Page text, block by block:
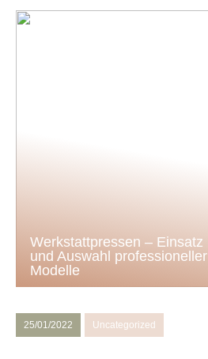
Werkstattpressen – Einsatz
und Auswahl professioneller
Modelle
25/01/2022 Uncategorized